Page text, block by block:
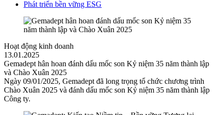
Phát triển bền vững ESG
Hoạt động kinh doanh
13.01.2025
Gemadept hân hoan đánh dấu mốc son Kỷ niệm 35 năm thành lập
và Chào Xuân 2025
Ngày 09/01/2025, Gemadept đã long trọng tổ chức chương trình
Chào Xuân 2025 và đánh dấu mốc son Kỷ niệm 35 năm thành lập
Công ty.